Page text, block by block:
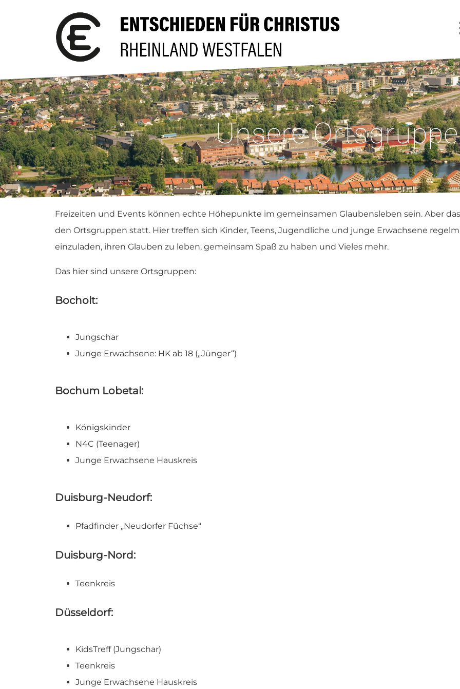
Unsere
Freizeiten und Events können echte Höhepunkte im gemeinsamen Glaubensleben sein. Aber
den Ortsgruppen statt. Hier treffen sich Kinder, Teens, Jugendliche und junge Erwachsene
einzuladen, ihren Glauben zu leben, gemeinsam Spaß zu haben und Vieles mehr.
Das hier sind unsere Ortsgruppen:
Bocholt:
Jungschar
Junge Erwachsene: HK ab 18 („Jünger“)
Bochum Lobetal:
Königskinder
N4C (Teenager)
Junge Erwachsene Hauskreis
Duisburg-Neudorf:
Pfadfinder „Neudorfer Füchse“
Duisburg-Nord:
Teenkreis
Düsseldorf:
KidsTreff (Jungschar)
Teenkreis
Junge Erwachsene Hauskreis